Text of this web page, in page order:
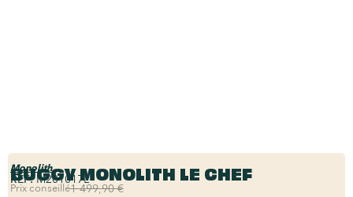
Monolith
BUGGY MONOLITH LE CHEF
REF:M201017L
Prix conseillé1 499,90 €